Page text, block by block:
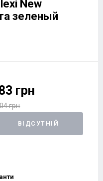
New
зеленый
грн
грн
ВІДСУТНІЙ